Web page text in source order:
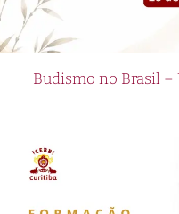
Budismo no Brasil